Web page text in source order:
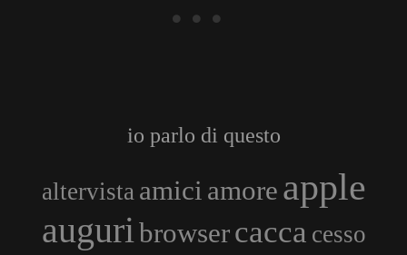
• • •
io parlo di questo
altervista amici amore apple
auguribrowsercacca cesso